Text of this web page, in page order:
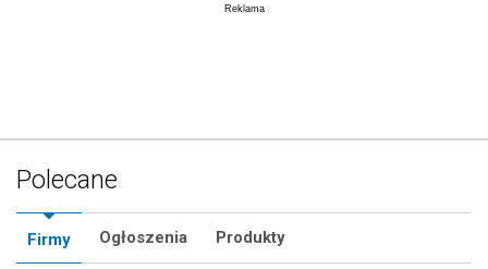
Polecane
Firmy Ogłoszenia Produkty